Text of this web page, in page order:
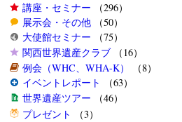
講座・セミナー （296）
展示会・その他（50）
大使館セミナー （75）
関西世界遺産クラブ（16）
例会（WHC、WHA-K）
（8）
イベントレポート
（63）
世界遺産ツアー （46）
プレゼント
（3）